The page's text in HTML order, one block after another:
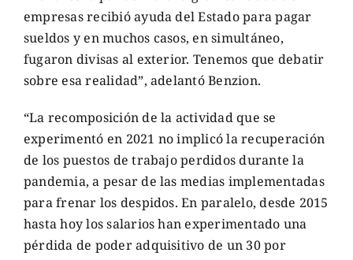
empresas recibió ayuda del Estado para pagar
sueldos y en muchos casos, en simultáneo,
fugaron divisas al exterior. Tenemos que debatir
sobre esa realidad”, adelantó Benzion.
“La recomposición de la actividad que se
experimentó en 2021 no implicó la recuperación
de los puestos de trabajo perdidos durante la
pandemia, a pesar de las medias implementadas
para frenar los despidos. En paralelo, desde 2015
hasta hoy los salarios han experimentado una
pérdida de poder adquisitivo de un 30 por